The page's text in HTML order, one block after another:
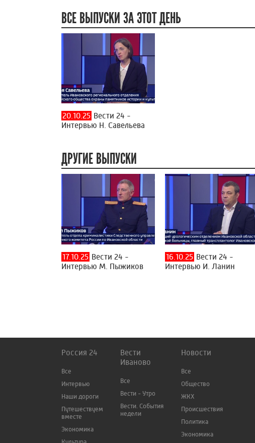
ВСЕ ВЫПУСКИ ЗА ЭТОТ ДЕНЬ
20.10.25 Вести 24 -
Интервью Н. Савельева
ДРУГИЕ ВЫПУСКИ
17.10.25 Вести 24 -
Интервью М. Пыжиков
16.10.25 Вести 24 -
Интервью И. Ланин
Россия 24
Все
Интервью
Наши дороги
Путешествуем
вместе
Экономика
Вести
Иваново
Все
Вести - Утро
Вести. События
недели
Новости
Все
Общество
ЖКХ
Происшествия
Политика
Экономика